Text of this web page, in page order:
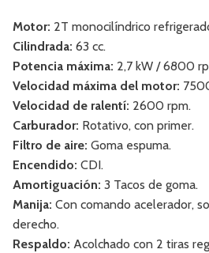
Motor: 2T monocilíndrico
Cilindrada: 63 cc.
Potencia máxima: 2,7 kW / 6800
Velocidad máxima del motor:
Velocidad de ralentí: 2600 rpm.
Carburador: Rotativo, con primer.
Filtro de aire: Goma espuma.
Encendido: CDI.
Amortiguación: 3 Tacos de goma.
Manija: Con comando acelerador,
derecho.
Respaldo: Acolchado con 2 tiras